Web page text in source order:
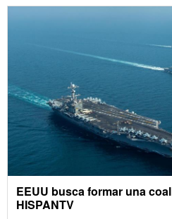
EEUU busca formar una
HISPANTV